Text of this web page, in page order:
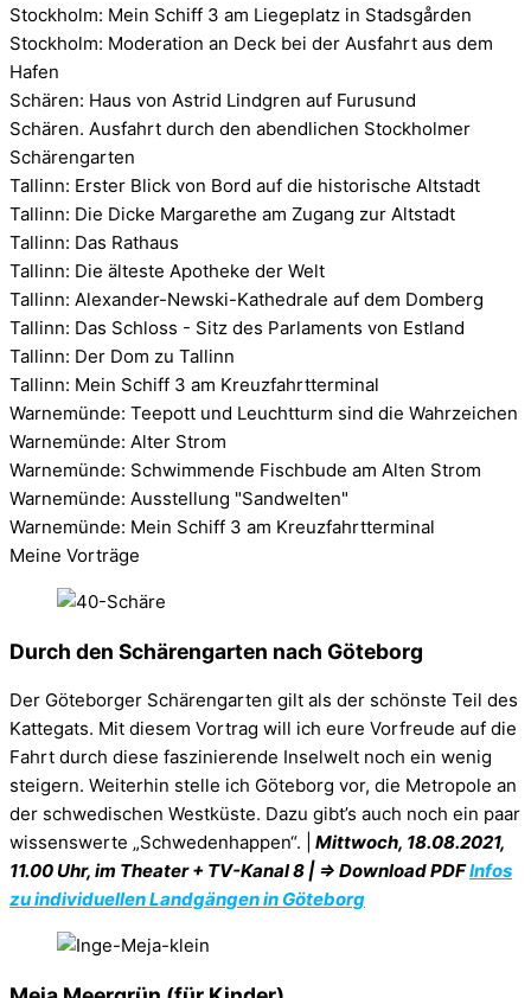
Stockholm: Mein Schiff 3 am Liegeplatz in Stadsgården
Stockholm: Moderation an Deck bei der Ausfahrt aus dem
Hafen
Schären: Haus von Astrid Lindgren auf Furusund
Schären. Ausfahrt durch den abendlichen Stockholmer
Schärengarten
Tallinn: Erster Blick von Bord auf die historische Altstadt
Tallinn: Die Dicke Margarethe am Zugang zur Altstadt
Tallinn: Das Rathaus
Tallinn: Die älteste Apotheke der Welt
Tallinn: Alexander-Newski-Kathedrale auf dem Domberg
Tallinn: Das Schloss - Sitz des Parlaments von Estland
Tallinn: Der Dom zu Tallinn
Tallinn: Mein Schiff 3 am Kreuzfahrtterminal
Warnemünde: Teepott und Leuchtturm sind die Wahrzeichen
Warnemünde: Alter Strom
Warnemünde: Schwimmende Fischbude am Alten Strom
Warnemünde: Ausstellung "Sandwelten"
Warnemünde: Mein Schiff 3 am Kreuzfahrtterminal
Meine Vorträge
Durch den Schärengarten nach Göteborg
Der Göteborger Schärengarten gilt als der schönste Teil des
Kattegats. Mit diesem Vortrag will ich eure Vorfreude auf die
Fahrt durch diese faszinierende Inselwelt noch ein wenig
steigern. Weiterhin stelle ich Göteborg vor, die Metropole an
der schwedischen Westküste. Dazu gibt’s auch noch ein paar
wissenswerte „Schwedenhappen“. |
Mittwoch, 18.08.2021,
11.00 Uhr, im Theater + TV-Kanal 8 | ⇒ Download PDFInfos
zu individuellen Landgängen in Göteborg